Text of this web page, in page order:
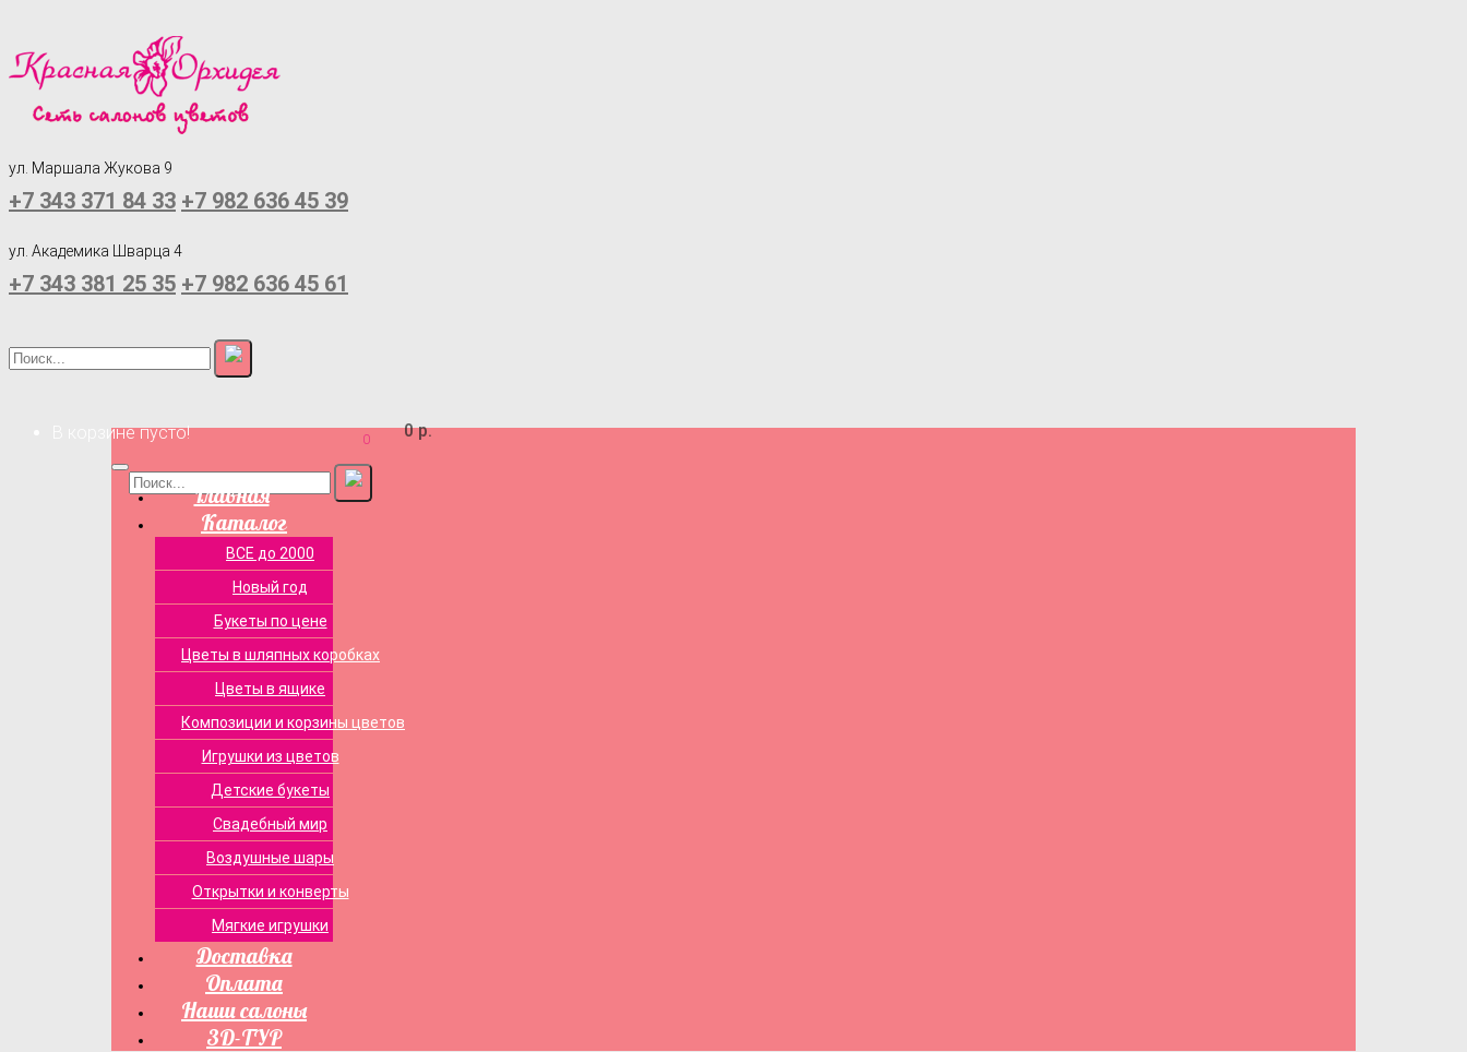
ул. Маршала Жукова 9
+7 343 371 84 33 +7 982 636 45 39
ул. Академика Шварца 4
+7 343 381 25 35 +7 982 636 45 61
0 0 р.
В корзине пусто!
Главная
Каталог
ВСЕ до 2000
Новый год
Букеты по цене
Цветы в шляпных коробках
Цветы в ящике
Композиции и корзины цветов
Игрушки из цветов
Детские букеты
Свадебный мир
Воздушные шары
Открытки и конверты
Мягкие игрушки
Доставка
Оплата
Наши салоны
3D-ТУР